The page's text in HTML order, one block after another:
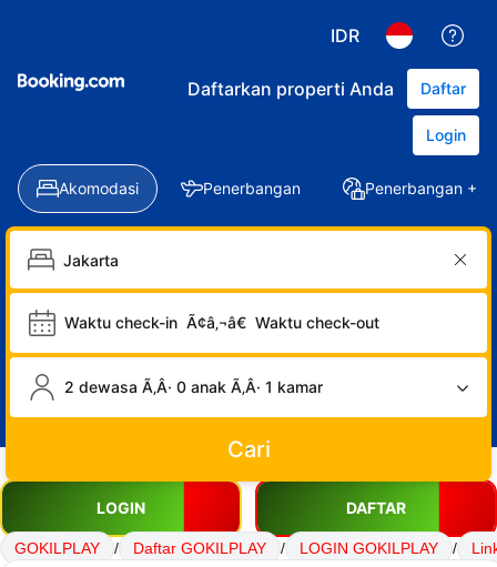
IDR
Daftarkan properti Anda Daftar
Login
Akomodasi Penerbangan Penerbangan +
Waktu check-in Ã¢â‚¬â€ Waktu check-out
2 dewasa Ã‚Â· 0 anak Ã‚Â· 1 kamar
Cari
LOGIN DAFTAR
GOKILPLAY / Daftar GOKILPLAY / LOGIN GOKILPLAY /